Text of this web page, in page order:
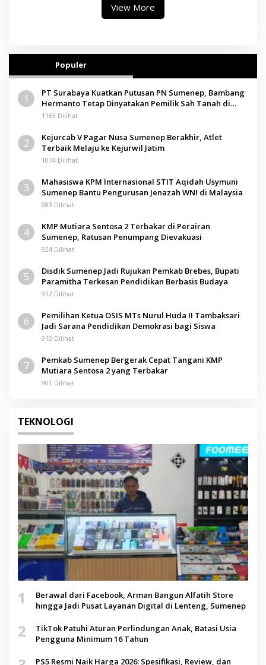
View More
Populer
1
PT Surabaya Kuatkan Putusan PN Sumenep, Bambang
Hermanto Tetap Dinyatakan Pemilik Sah Tanah di
Pamolokan
1163 Dilihat
2
Kejurcab V Pagar Nusa Sumenep Berakhir, Atlet
Terbaik Melaju ke Kejurwil Jatim
1074 Dilihat
3
Mahasiswa KPM Internasional STIT Aqidah Usymuni
Sumenep Bantu Pengurusan Jenazah WNI di Malaysia
983 Dilihat
4
KMP Mutiara Sentosa 2 Terbakar di Perairan
Sumenep, Ratusan Penumpang Dievakuasi
924 Dilihat
5
Disdik Sumenep Jadi Rujukan Pemkab Brebes, Bupati
Paramitha Terkesan Pendidikan Berbasis Budaya
912 Dilihat
6
Pemilihan Ketua OSIS MTs Nurul Huda II Tambaksari
Jadi Sarana Pendidikan Demokrasi bagi Siswa
910 Dilihat
7
Pemkab Sumenep Bergerak Cepat Tangani KMP
Mutiara Sentosa 2 yang Terbakar
901 Dilihat
TEKNOLOGI
1
Berawal dari Facebook, Arman Bangun Alfatih Store
hingga Jadi Pusat Layanan Digital di Lenteng, Sumenep
2
TikTok Patuhi Aturan Perlindungan Anak, Batasi Usia
Pengguna Minimum 16 Tahun
PS5 Resmi Naik Harga 2026: Spesifikasi, Review, dan